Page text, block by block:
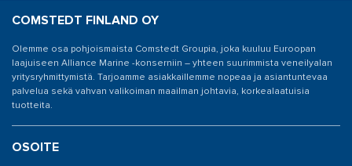
COMSTEDT FINLAND OY
Olemme osa pohjoismaista Comstedt Groupia, joka kuuluu Euroopan
laajuiseen Alliance Marine -konserniin – yhteen suurimmista veneilyalan
yritysryhmittymistä. Tarjoamme asiakkaillemme nopeaa ja asiantuntevaa
palvelua sekä vahvan valikoiman maailman johtavia, korkealaatuisia
tuotteita.
OSOITE